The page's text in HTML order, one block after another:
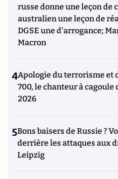
russe donne une leçon de
australien une leçon de
DGSE une d'arrogance;
Macron
4Apologie du terrorisme et
700, le chanteur à cagoule
2026
5Bons baisers de Russie ?
derrière les attaques aux
Leipzig